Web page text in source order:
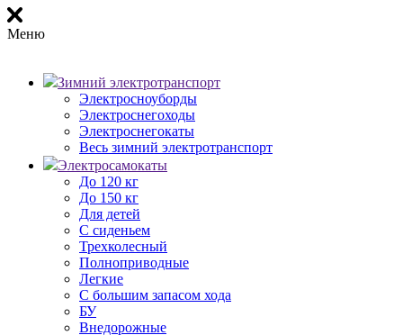
Меню
Зимний электротранспорт
Электросноуборды
Электроснегоходы
Электроснегокаты
Весь зимний электротранспорт
Электросамокаты
До 120 кг
До 150 кг
Для детей
С сиденьем
Трехколесный
Полноприводные
Легкие
С большим запасом хода
БУ
Внедорожные